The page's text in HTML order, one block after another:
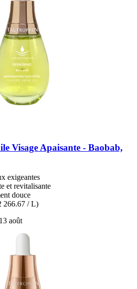
Visage Apaisante -​ Baobab,
exigeantes
et revitalisante
douce
266.67 / L)
août